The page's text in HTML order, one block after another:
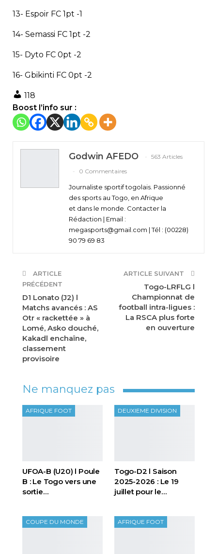
13- Espoir FC 1pt -1
14- Semassi FC 1pt -2
15- Dyto FC 0pt -2
16- Gbikinti FC 0pt -2
118
Boost l’info sur :
Godwin AFEDO
563 Articles
0 Commentaires
Journaliste sportif togolais. Passionné
des sports au Togo, en Afrique
et dans le monde. Contacter la
Rédaction | Email :
megasports@gmail.com | Tél : (00228)
90 79 69 83
ARTICLE
PRÉCÉDENT
D1 Lonato (J2) l
Matchs avancés : AS
Otr « rackettée » à
Lomé, Asko douché,
Kakadl enchaîne,
classement
provisoire
ARTICLE SUIVANT
Togo-LRFLG l
Championnat de
football intra-ligues :
La RSCA plus forte
en ouverture
Ne manquez pas
AFRIQUE FOOT
UFOA-B (U20) l Poule
B : Le Togo vers une
sortie…
DEUXIEME DIVISION
Togo-D2 l Saison
2025-2026 : Le 19
juillet pour le…
COUPE DU MONDE AFRIQUE FOOT